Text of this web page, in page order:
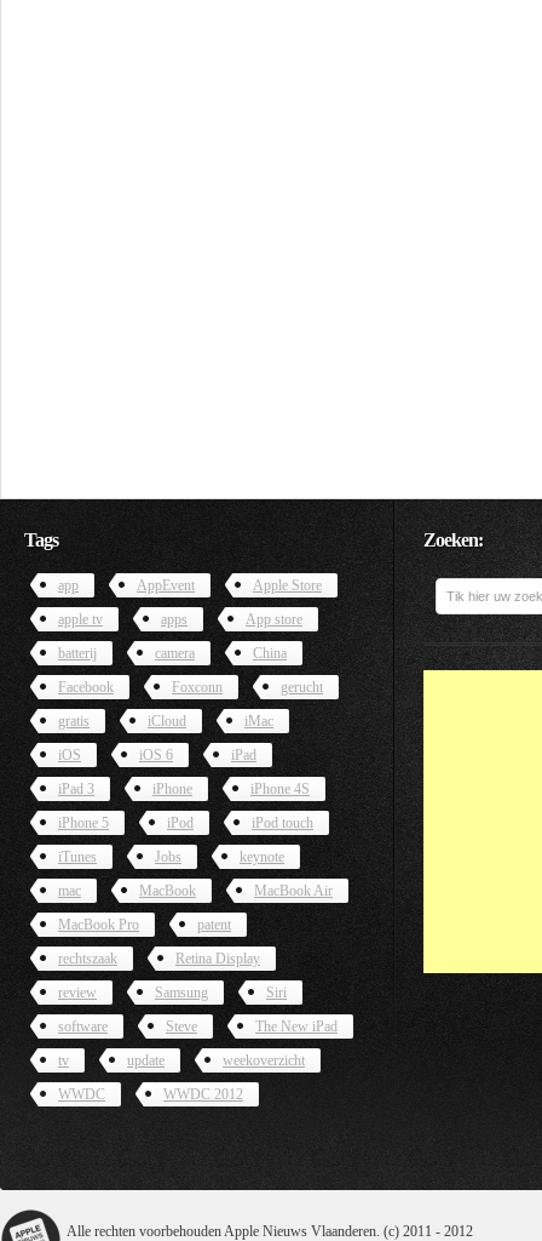
Tags
app AppEvent
Apple Store
apple tv
apps
App store
batterij
camera
China
Facebook
Foxconn
gerucht
gratis
iCloud
iMac
iOS
iOS 6
iPad
iPad 3
iPhone
iPhone 4S
iPhone 5
iPod
iPod touch
iTunes
Jobs
keynote
mac
MacBook
MacBook Air
MacBook Pro
patent
rechtszaak
Retina Display
review
Samsung
Siri
software
Steve
The New iPad
tv
update
weekoverzicht
WWDC
WWDC 2012
Zoeken:
Alle rechten voorbehouden Apple Nieuws Vlaanderen. (c) 2011 - 2012